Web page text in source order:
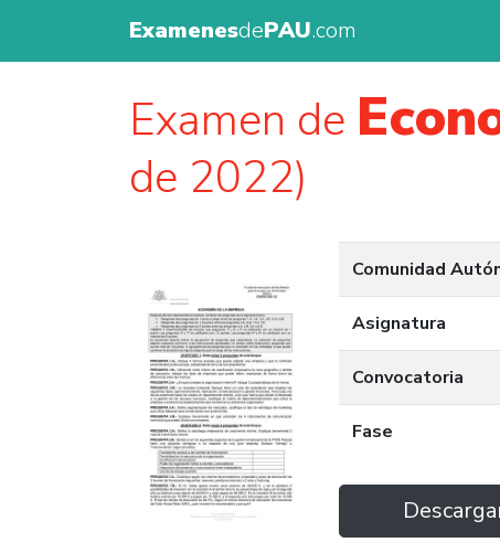
ExamenesdePAU.com
Examen de
de 2022)
Comunidad
Asignatura
Convocatoria
Fase